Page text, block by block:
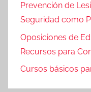
Prevención de
Seguridad como
Oposiciones de
Recursos para
Cursos básicos